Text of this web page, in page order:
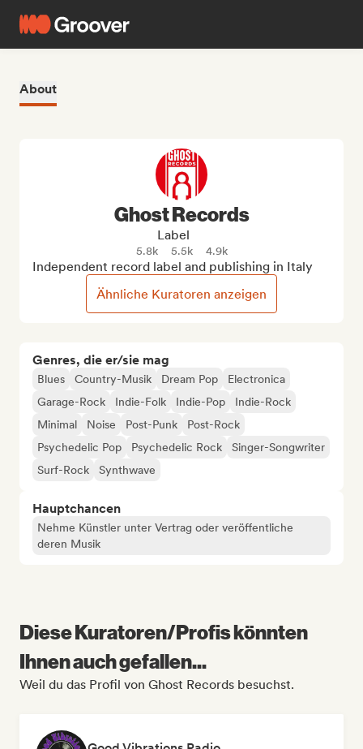
About
Genres, die er/sie mag
Blues Country-Musik Dream Pop
Electronica
Garage-Rock
Indie-Folk Indie-Pop
Indie-Rock
Minimal
Noise Post-Punk
Post-Rock
Psychedelic Pop
Psychedelic Rock
Singer-Songwriter
Surf-Rock
Synthwave
Hauptchancen
Nehme Künstler unter Vertrag oder veröffentliche
deren Musik
Ghost Records
Label
5.8k 5.5k 4.9k
Independent record label and publishing in Italy
Ähnliche Kuratoren anzeigen
Diese Kuratoren/Profis könnten
Ihnen auch gefallen...
Weil du das Profil von Ghost Records besuchst.